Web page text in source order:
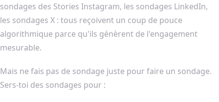
sondages des Stories Instagram, les sondages LinkedIn,
les sondages X : tous reçoivent un coup de pouce
algorithmique parce qu'ils génèrent de l'engagement
mesurable.
Mais ne fais pas de sondage juste pour faire un sondage.
Sers-toi des sondages pour :